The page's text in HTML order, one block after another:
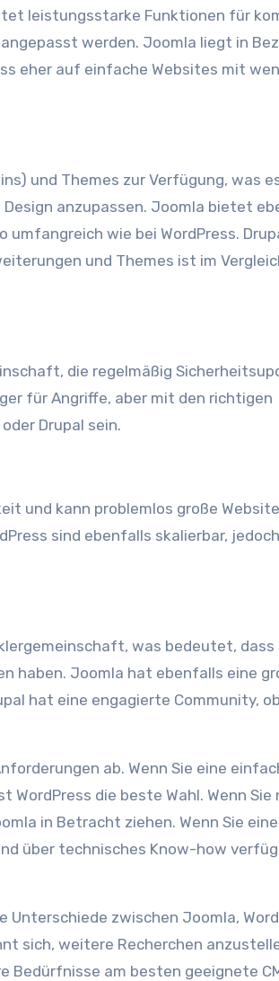
leistungsstarke Funktionen für
werden. Joomla liegt in
eher auf einfache Websites mit
und Themes zur Verfügung, was
anzupassen. Joomla bietet
wie bei WordPress.
und Themes ist im
die regelmäßig
für Angriffe, aber mit den richtigen
Drupal sein.
und kann problemlos große
sind ebenfalls skalierbar,
was bedeutet, dass
haben. Joomla hat ebenfalls eine
hat eine engagierte Community,
ab. Wenn Sie eine
die beste Wahl. Wenn Sie
in Betracht ziehen. Wenn Sie
über technisches Know-how
Unterschiede zwischen Joomla,
sich, weitere Recherchen
Bedürfnisse am besten geeignete